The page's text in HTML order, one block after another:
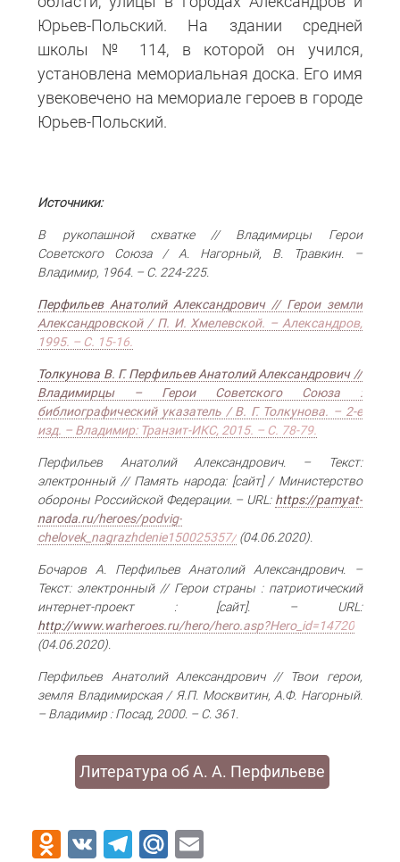
Юрьев-Польский. На здании средней
школы № 114, в которой он учился,
установлена мемориальная доска. Его имя
увековечено на мемориале героев в городе
Юрьев-Польский.
Источники:
В рукопашной схватке // Владимирцы Герои
Советского Союза / А. Нагорный, В. Травкин. –
Владимир, 1964. – С. 224-225.
Перфильев Анатолий Александрович // Герои земли
Александровской / П. И. Хмелевской. – Александров,
1995. – С. 15-16.
Толкунова В. Г. Перфильев Анатолий Александрович //
Владимирцы – Герои Советского Союза :
библиографический указатель / В. Г. Толкунова. – 2-е
изд. – Владимир: Транзит-ИКС, 2015. – С. 78-79.
Перфильев Анатолий Александрович. – Текст:
электронный // Память народа: [сайт] / Министерство
обороны Российской Федерации. – URL: https://pamyat-
naroda.ru/heroes/podvig-
chelovek_nagrazhdenie150025357/ (04.06.2020).
Бочаров А. Перфильев Анатолий Александрович. –
Текст: электронный // Герои страны : патриотический
интернет-проект : [сайт]. – URL:
http://www.warheroes.ru/hero/hero.asp?Hero_id=14720
(04.06.2020).
Перфильев Анатолий Александрович // Твои герои,
земля Владимирская / Я.П. Москвитин, А.Ф. Нагорный.
– Владимир : Посад, 2000. – С. 361.
Литература об А. А. Перфильеве
Odnoklassniki
VK Telegram
Mail.Ru